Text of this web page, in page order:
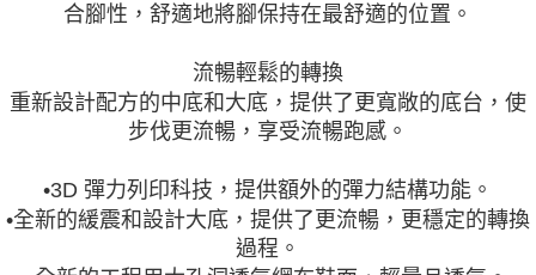
合腳性，舒適地將腳保持在最舒適的位置。
流暢輕鬆的轉換
重新設計配方的中底和大底，提供了更寬敞的底台，使
步伐更流暢，享受流暢跑感。
•3D 彈力列印科技，提供額外的彈力結構功能。
•全新的緩震和設計大底，提供了更流暢，更穩定的轉換
過程。